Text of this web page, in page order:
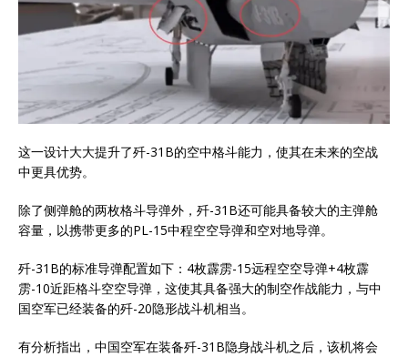
这一设计大大提升了歼-31B的空中格斗能力，使其在未来的空战
中更具优势。
除了侧弹舱的两枚格斗导弹外，歼-31B还可能具备较大的主弹舱
容量，以携带更多的PL-15中程空空导弹和空对地导弹。
歼-31B的标准导弹配置如下：4枚霹雳-15远程空空导弹+4枚霹
雳-10近距格斗空空导弹，这使其具备强大的制空作战能力，与中
国空军已经装备的歼-20隐形战斗机相当。
有分析指出，中国空军在装备歼-31B隐身战斗机之后，该机将会